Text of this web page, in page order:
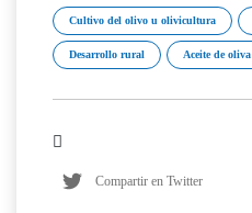
Cultivo del olivo u olivicultura
Desarrollo rural Aceite de oliva
Compartir en Twitter